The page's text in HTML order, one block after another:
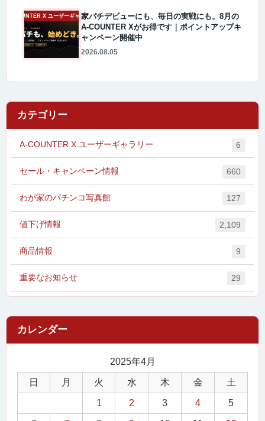
A-COUNTER X ユーザーギャラリー家パチデビューにも、毎日の実戦にも。8月の
A-COUNTER Xがお得です｜ポイントアップキ
ャンペーン開催中
2026.08.05
カテゴリー
A-COUNTER X ユーザーギャラリー 6
セール・キャンペーン情報 660
わが家のパチンコ写真館 127
値下げ情報 2,109
商品情報 9
重要なお知らせ 29
2025年4月
日 月 火 水 木 金 土
1 2 3 4 5